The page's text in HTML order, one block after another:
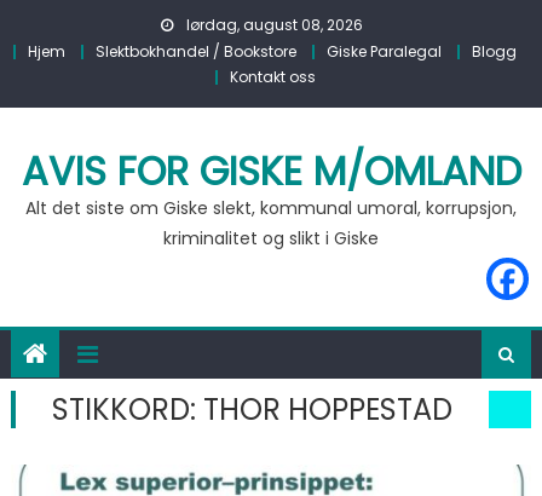
lørdag, august 08, 2026
Hjem
Slektbokhandel / Bookstore Giske Paralegal
Blogg
Kontakt oss
AVIS FOR GISKE M/OMLAND
Alt det siste om Giske slekt, kommunal umoral, korrupsjon,
kriminalitet og slikt i Giske
STIKKORD: THOR HOPPESTAD